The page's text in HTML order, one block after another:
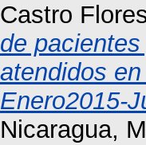
Castro
de
atendidos
Enero2015-
Nicaragua,